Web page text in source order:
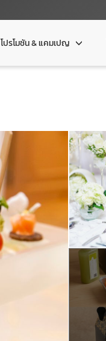
โปรโมชัน & แคมเปญ